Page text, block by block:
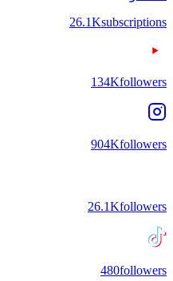
26.1Ksubscriptions
134Kfollowers
904Kfollowers
26.1Kfollowers
480followers